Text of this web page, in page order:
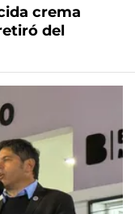
crema
del